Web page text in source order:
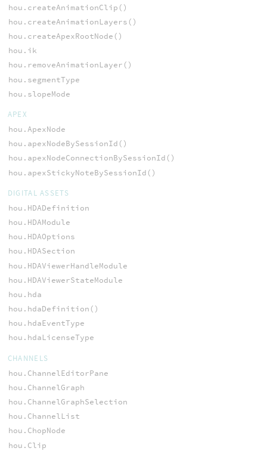
hou.createAnimationClip()
hou.createAnimationLayers()
hou.createApexRootNode()
hou.ik
hou.removeAnimationLayer()
hou.segmentType
hou.slopeMode
APEX
hou.ApexNode
hou.apexNodeBySessionId()
hou.apexNodeConnectionBySessionId()
hou.apexStickyNoteBySessionId()
DIGITAL ASSETS
hou.HDADefinition
hou.HDAModule
hou.HDAOptions
hou.HDASection
hou.HDAViewerHandleModule
hou.HDAViewerStateModule
hou.hda
hou.hdaDefinition()
hou.hdaEventType
hou.hdaLicenseType
CHANNELS
hou.ChannelEditorPane
hou.ChannelGraph
hou.ChannelGraphSelection
hou.ChannelList
hou.ChopNode
hou.Clip